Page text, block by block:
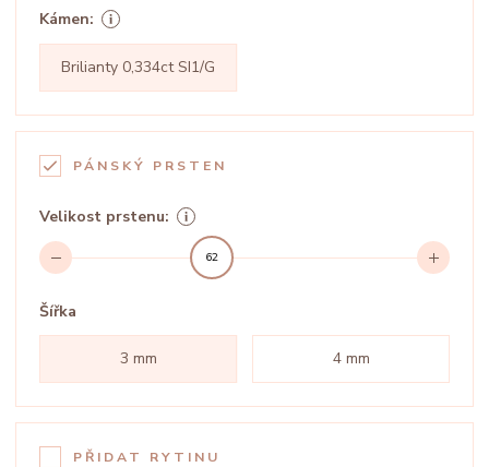
Kámen:
Brilianty 0,334ct SI1/G
PÁNSKÝ PRSTEN
Velikost prstenu:
62
Šířka
3 mm 4 mm
PŘIDAT RYTINU